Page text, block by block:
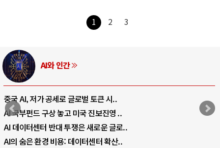
1 2 3
AI와 인간
중국 AI, 저가 공세로 글로벌 토큰 시..
AI 국부펀드 구상 놓고 미국 진보진영 ..
AI 데이터센터 반대 투쟁은 새로운 글로..
AI의 숨은 환경 비용: 데이터센터 확산..